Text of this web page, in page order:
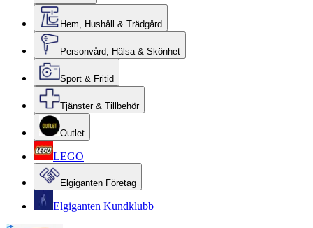
Hem, Hushåll & Trädgård
Personvård, Hälsa & Skönhet
Sport & Fritid
Tjänster & Tillbehör
Outlet
LEGO
Elgiganten Företag
Elgiganten Kundklubb